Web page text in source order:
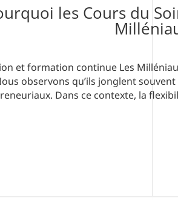
les Cours du
et formation continue Les
observons qu’ils jonglent
Dans ce contexte, la